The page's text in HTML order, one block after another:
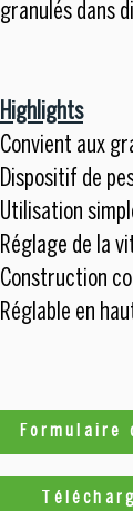
granulés dans
Highlights
Convient aux
Dispositif de
Utilisation
Réglage de la
Construction
Réglable en
Formulaire